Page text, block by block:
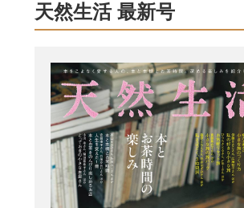
天然生活 最新号